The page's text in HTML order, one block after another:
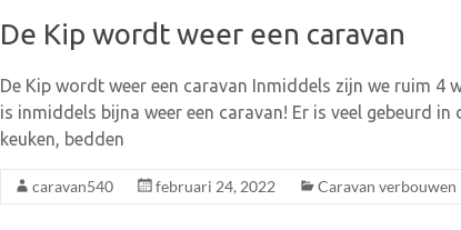
De Kip wordt weer een caravan
De Kip wordt weer een caravan Inmiddels zijn we ruim 4
is inmiddels bijna weer een caravan! Er is veel gebeurd
keuken, bedden
caravan540 februari 24, 2022 Caravan verbouwen